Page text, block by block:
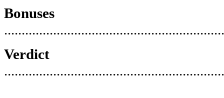
Bonuses
Verdict